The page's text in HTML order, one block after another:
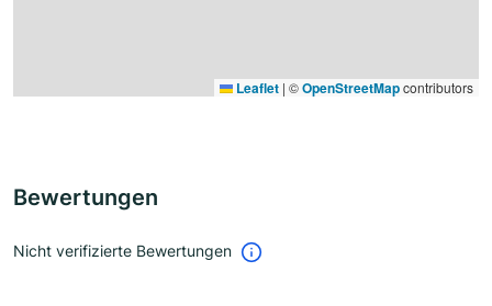
Leaflet | ©OpenStreetMapcontributors
Bewertungen
Nicht verifizierte Bewertungen